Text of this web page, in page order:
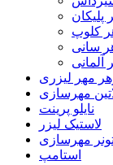
پلیکان
کلوپ
سانی
آلمانی
مهر لیزری
مهرسازی
نایلو پرینت
لاستیک لیزر
مهرسازی
استامپ